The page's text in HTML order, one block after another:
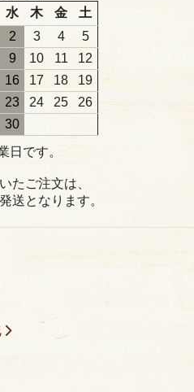
水 木 金
土
2 3 4
5
9 10 11
12
16 17 18
19
23 24 25
26
30
日です。
たご注文は、
送となります。